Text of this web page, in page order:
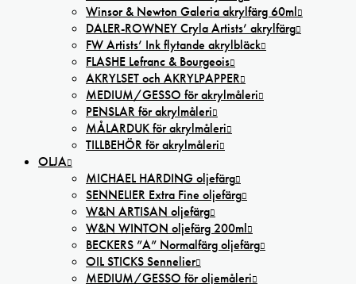
Winsor & Newton Galeria akrylfärg 60ml
DALER-ROWNEY Cryla Artists’ akrylfärg
FW Artists’ Ink flytande akrylbläck
FLASHE Lefranc & Bourgeois
AKRYLSET och AKRYLPAPPER
MEDIUM/GESSO för akrylmåleri
PENSLAR för akrylmåleri
MÅLARDUK för akrylmåleri
TILLBEHÖR för akrylmåleri
OLJA
MICHAEL HARDING oljefärg
SENNELIER Extra Fine oljefärg
W&N ARTISAN oljefärg
W&N WINTON oljefärg 200ml
BECKERS ”A” Normalfärg oljefärg
OIL STICKS Sennelier
MEDIUM/GESSO för oljemåleri